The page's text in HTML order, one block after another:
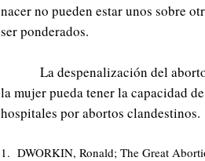
nacer no pueden estar unos sobre
ser ponderados.
La despenalización del
la mujer pueda tener la capacidad
hospitales por abortos clandestinos.
1. DWORKIN, Ronald; The Great